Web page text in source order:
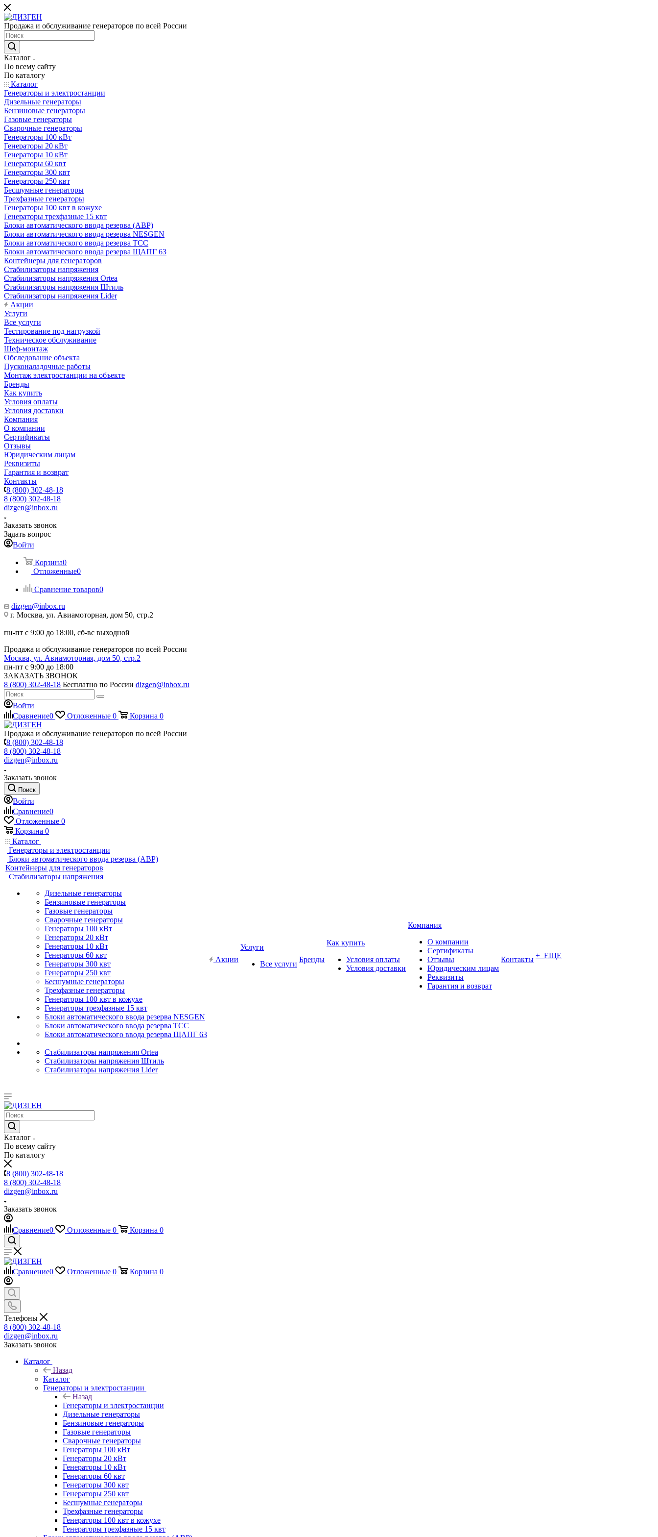
Продажа и обслуживание генераторов по всей России
Каталог
По всему сайту
По каталогу
Каталог
Генераторы и электростанции
Дизельные генераторы
Бензиновые генераторы
Газовые генераторы
Сварочные генераторы
Генераторы 100 кВт
Генераторы 20 кВт
Генераторы 10 кВт
Генераторы 60 квт
Генераторы 300 квт
Генераторы 250 квт
Бесшумные генераторы
Трехфазные генераторы
Генераторы 100 квт в кожухе
Генераторы трехфазные 15 квт
Блоки автоматического ввода резерва (АВР)
Блоки автоматического ввода резерва NESGEN
Блоки автоматического ввода резерва ТСС
Блоки автоматического ввода резерва ЩАПГ 63
Контейнеры для генераторов
Стабилизаторы напряжения
Стабилизаторы напряжения Ortea
Стабилизаторы напряжения Штиль
Стабилизаторы напряжения Lider
Акции
Услуги
Все услуги
Тестирование под нагрузкой
Техническое обслуживание
Шеф-монтаж
Обследование объекта
Пусконаладочные работы
Монтаж электростанции на объекте
Бренды
Как купить
Условия оплаты
Условия доставки
Компания
О компании
Сертификаты
Отзывы
Юридическим лицам
Реквизиты
Гарантия и возврат
Контакты
8 (800) 302-48-18
8 (800) 302-48-18
dizgen@inbox.ru
Заказать звонок
Задать вопрос
Войти
Корзина0
Отложенные0
Сравнение товаров0
dizgen@inbox.ru
г. Москва, ул. Авиамоторная, дом 50, стр.2
пн-пт с 9:00 до 18:00, сб-вс выходной
Продажа и обслуживание генераторов по всей России
Москва, ул. Авиамоторная, дом 50, стр.2
пн-пт с 9:00 до 18:00
ЗАКАЗАТЬ ЗВОНОК
8 (800) 302-48-18 Бесплатно по России dizgen@inbox.ru
Войти
Сравнение0 Отложенные 0 Корзина 0
Продажа и обслуживание генераторов по всей России
8 (800) 302-48-18
8 (800) 302-48-18
dizgen@inbox.ru
Заказать звонок
Поиск
Войти
Сравнение0
Отложенные 0
Корзина 0
Каталог
Генераторы и электростанции
Блоки автоматического ввода резерва (АВР)
Контейнеры для генераторов
Стабилизаторы напряжения
Дизельные генераторы
Бензиновые генераторы
Газовые генераторы
Сварочные генераторы
Генераторы 100 кВт
Генераторы 20 кВт
Генераторы 10 кВт
Генераторы 60 квт
Генераторы 300 квт
Генераторы 250 квт
Бесшумные генераторы
Трехфазные генераторы
Генераторы 100 квт в кожухе
Генераторы трехфазные 15 квт
Блоки автоматического ввода резерва NESGEN
Блоки автоматического ввода резерва ТСС
Блоки автоматического ввода резерва ЩАПГ 63
Стабилизаторы напряжения Ortea
Стабилизаторы напряжения Штиль
Стабилизаторы напряжения Lider
Акции
Услуги
Все услуги
Бренды
Как купить
Условия оплаты
Условия доставки
Компания
О компании
Сертификаты
Отзывы
Юридическим лицам
Реквизиты
Гарантия и возврат
Контакты + ЕЩЕ
Каталог
По всему сайту
По каталогу
8 (800) 302-48-18
8 (800) 302-48-18
dizgen@inbox.ru
Заказать звонок
Сравнение0 Отложенные 0 Корзина 0
Сравнение0 Отложенные 0 Корзина 0
Телефоны
8 (800) 302-48-18
dizgen@inbox.ru
Заказать звонок
Каталог
Назад
Каталог
Генераторы и электростанции
Назад
Генераторы и электростанции
Дизельные генераторы
Бензиновые генераторы
Газовые генераторы
Сварочные генераторы
Генераторы 100 кВт
Генераторы 20 кВт
Генераторы 10 кВт
Генераторы 60 квт
Генераторы 300 квт
Генераторы 250 квт
Бесшумные генераторы
Трехфазные генераторы
Генераторы 100 квт в кожухе
Генераторы трехфазные 15 квт